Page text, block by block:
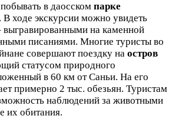
в даосском парке
. В ходе экскурсии можно увидеть
выгравированными на каменной
писаниями. Многие туристы во
совершают поездку на остров
статусом природного
в 60 км от Саньи. На его
примерно 2 тыс. обезьян. Туристам
наблюдений за животными
их обитания.